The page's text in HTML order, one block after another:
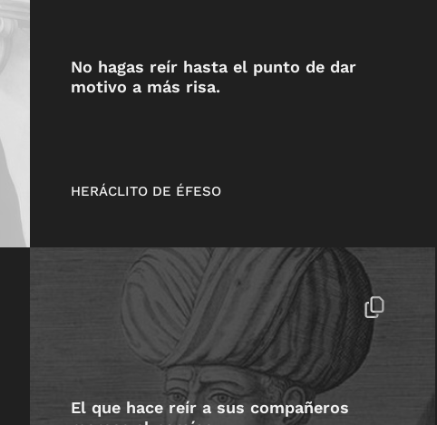
No hagas reír hasta el punto de dar
motivo a más risa.
HERÁCLITO DE ÉFESO
El que hace reír a sus compañeros